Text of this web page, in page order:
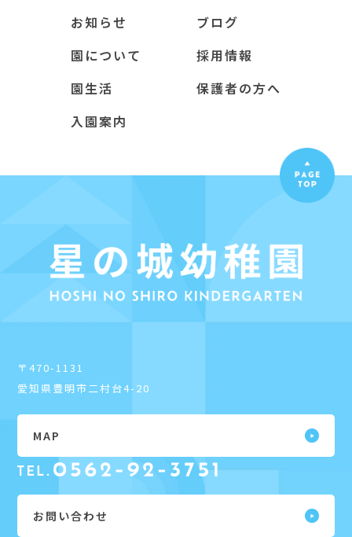
お知らせ
園について
園生活
入園案内
ブログ
採用情報
保護者の方へ
〒470-1131
愛知県豊明市二村台4-20
MAP
お問い合わせ